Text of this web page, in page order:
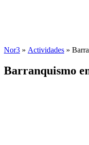
Nor3 » Actividades »
Barranquismo